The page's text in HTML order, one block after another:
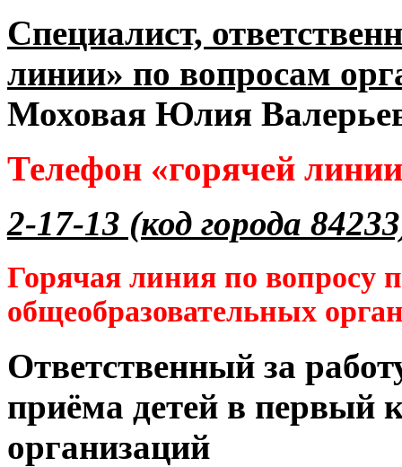
Специалист,
линии» по вопросам
Моховая Юлия
Телефон «горячей
2-17-13 (код города
Горячая линия по вопросу
общеобразовательных
Ответственный за
приёма детей в первый
организаций